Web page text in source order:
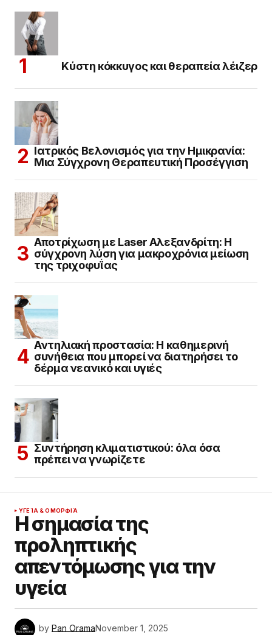
Κύστη κόκκυγος και θεραπεία λέιζερ
Ιατρικός Βελονισμός για την Ημικρανία:
Μια Σύγχρονη Θεραπευτική Προσέγγιση
Αποτρίχωση με Laser Αλεξανδρίτη: Η
σύγχρονη λύση για μακροχρόνια μείωση
της τριχοφυΐας
Αντηλιακή προστασία: Η καθημερινή
συνήθεια που μπορεί να διατηρήσει το
δέρμα νεανικό και υγιές
Συντήρηση κλιματιστικού: όλα όσα
πρέπει να γνωρίζετε
ΥΓΕΊΑ & ΟΜΟΡΦΙΆ
Η σημασία της
προληπτικής
απεντόμωσης για την
υγεία
by Pan OramaNovember 1, 2025